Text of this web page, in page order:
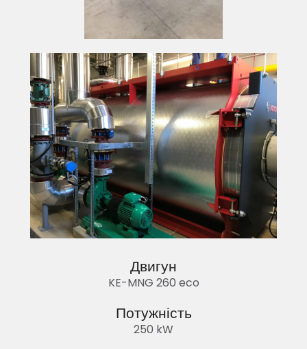
Двигун
KE-MNG 260 eco
Потужність
250 kW